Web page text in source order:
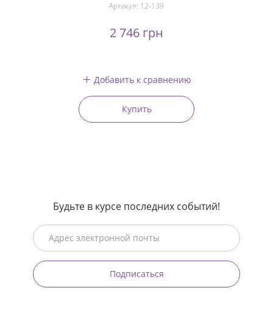
Артикул: 12-139
2 746 грн
Добавить к сравнению
Купить
Будьте в курсе последних событий!
Подписаться